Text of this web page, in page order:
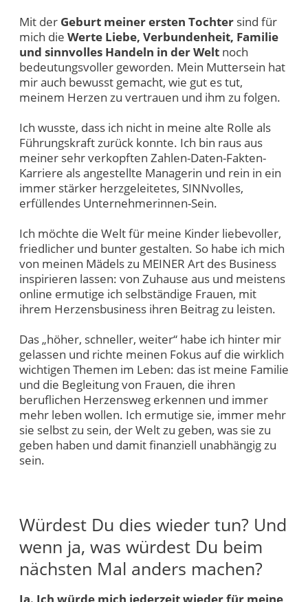
Mit der Geburt meiner ersten Tochter sind für
mich die Werte Liebe, Verbundenheit, Familie
und sinnvolles Handeln in der Welt noch
bedeutungsvoller geworden. Mein Muttersein hat
mir auch bewusst gemacht, wie gut es tut,
meinem Herzen zu vertrauen und ihm zu folgen.
Ich wusste, dass ich nicht in meine alte Rolle als
Führungskraft zurück konnte. Ich bin raus aus
meiner sehr verkopften Zahlen-Daten-Fakten-
Karriere als angestellte Managerin und rein in ein
immer stärker herzgeleitetes, SINNvolles,
erfüllendes Unternehmerinnen-Sein.
Ich möchte die Welt für meine Kinder liebevoller,
friedlicher und bunter gestalten. So habe ich mich
von meinen Mädels zu MEINER Art des Business
inspirieren lassen: von Zuhause aus und meistens
online ermutige ich selbständige Frauen, mit
ihrem Herzensbusiness ihren Beitrag zu leisten.
Das „höher, schneller, weiter“ habe ich hinter mir
gelassen und richte meinen Fokus auf die wirklich
wichtigen Themen im Leben: das ist meine Familie
und die Begleitung von Frauen, die ihren
beruflichen Herzensweg erkennen und immer
mehr leben wollen. Ich ermutige sie, immer mehr
sie selbst zu sein, der Welt zu geben, was sie zu
geben haben und damit finanziell unabhängig zu
sein.
Würdest Du dies wieder tun? Und
wenn ja, was würdest Du beim
nächsten Mal anders machen?
Ja. Ich würde mich jederzeit wieder für meine